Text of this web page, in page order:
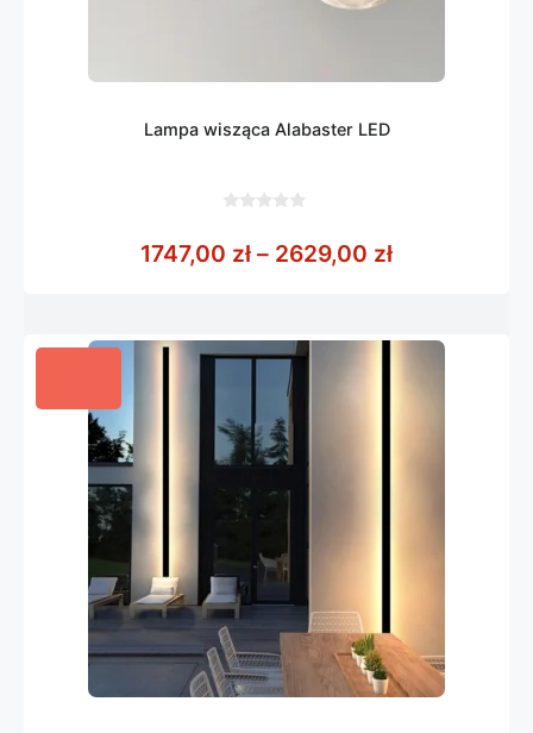
Lampa wisząca Alabaster LED
5
1747,00 zł – 2629,00 złZakres cen: